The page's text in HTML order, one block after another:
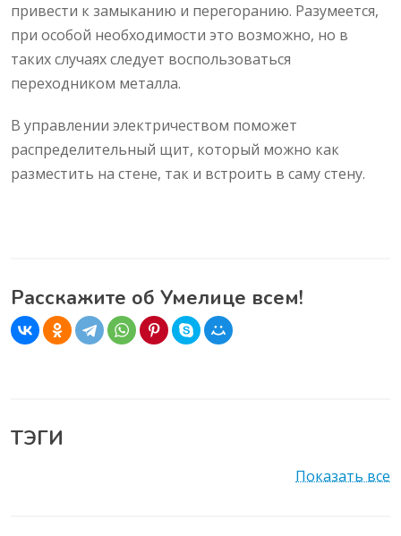
привести к замыканию и перегоранию. Разумеется,
при особой необходимости это возможно, но в
таких случаях следует воспользоваться
переходником металла.
В управлении электричеством поможет
распределительный щит, который можно как
разместить на стене, так и встроить в саму стену.
Расскажите об Умелице всем!
ТЭГИ
Показать все